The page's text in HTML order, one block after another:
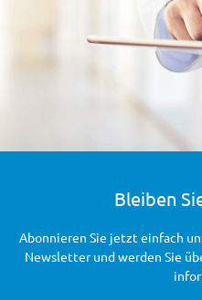
Bleiben
Abonnieren Sie jetzt einfach
Newsletter und werden Sie